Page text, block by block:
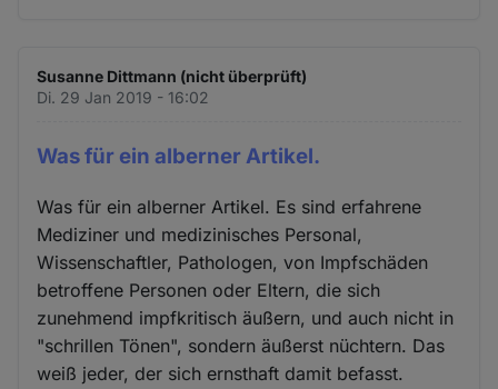
Susanne Dittmann (nicht überprüft)
Di. 29 Jan 2019 - 16:02
Was für ein alberner Artikel.
Was für ein alberner Artikel. Es sind erfahrene
Mediziner und medizinisches Personal,
Wissenschaftler, Pathologen, von Impfschäden
betroffene Personen oder Eltern, die sich
zunehmend impfkritisch äußern, und auch nicht in
"schrillen Tönen", sondern äußerst nüchtern. Das
weiß jeder, der sich ernsthaft damit befasst.